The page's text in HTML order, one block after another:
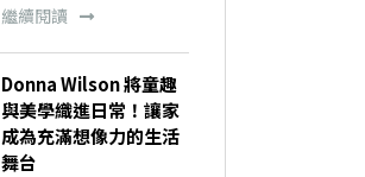
繼續閱讀
Donna Wilson 將童趣
與美學織進日常！讓家
成為充滿想像力的生活
舞台